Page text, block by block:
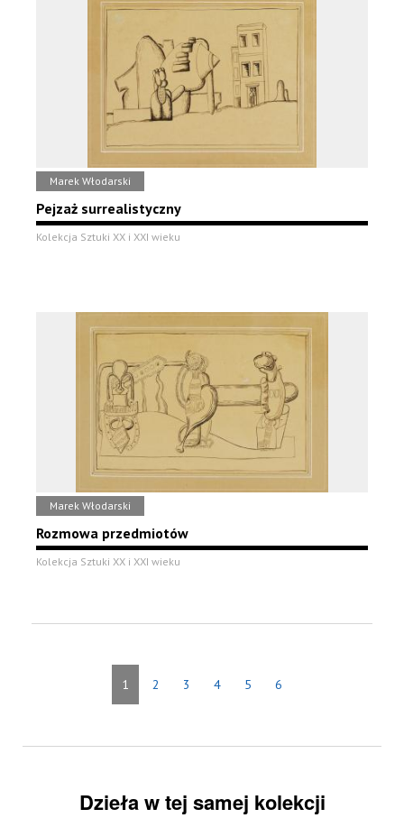
Marek Włodarski
Pejzaż surrealistyczny
Kolekcja Sztuki XX i XXI wieku
Marek Włodarski
Rozmowa przedmiotów
Kolekcja Sztuki XX i XXI wieku
1 2 3 4 5 6
Dzieła w tej samej kolekcji